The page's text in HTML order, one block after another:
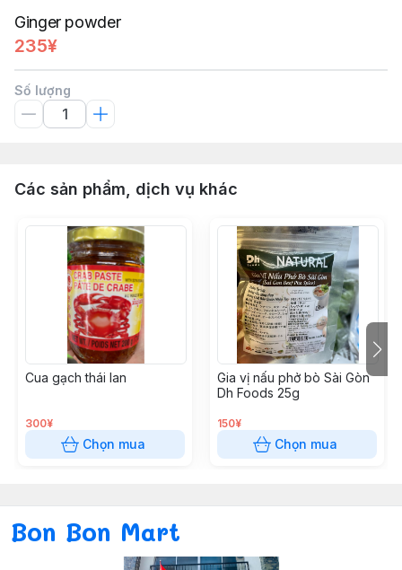
Ginger powder
235¥
Số lượng
Các sản phẩm, dịch vụ khác
Cua gạch thái lan
300¥
Chọn mua
Gia vị nấu phở bò Sài Gòn
Dh Foods 25g
150¥
Chọn mua
Bon Bon Mart